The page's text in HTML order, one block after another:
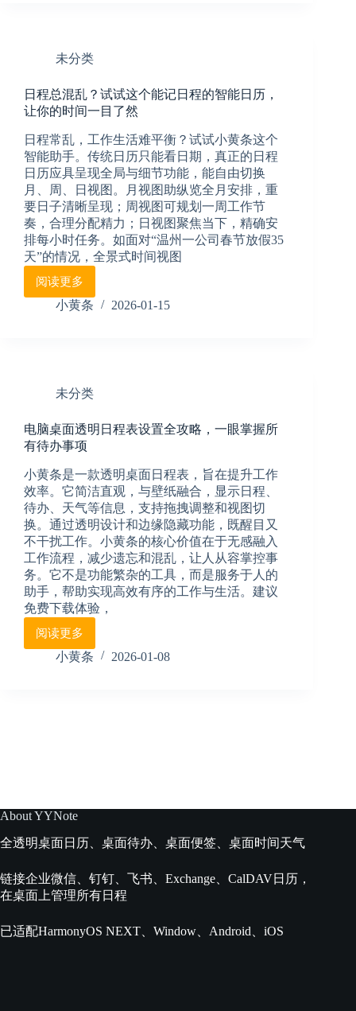
清
单
眼
看
今
日
要
事
未分类
日程总混乱？试试这个能记日程的智能日历，
让你的时间一目了然
日程常乱，工作生活难平衡？试试小黄条这个
智能助手。传统日历只能看日期，真正的日程
日历应具呈现全局与细节功能，能自由切换
月、周、日视图。月视图助纵览全月安排，重
要日子清晰呈现；周视图可规划一周工作节
奏，合理分配精力；日视图聚焦当下，精确安
排每小时任务。如面对“温州一公司春节放假35
天”的情况，全景式时间视图
阅读更多
日
程
这
能
记
程
的
智
能
日
历，
让
你
的
时
间
一
小黄条 2026-01-15
未分类
电脑桌面透明日程表设置全攻略，一眼掌握所
有待办事项
小黄条是一款透明桌面日程表，旨在提升工作
效率。它简洁直观，与壁纸融合，显示日程、
待办、天气等信息，支持拖拽调整和视图切
换。通过透明设计和边缘隐藏功能，既醒目又
不干扰工作。小黄条的核心价值在于无感融入
工作流程，减少遗忘和混乱，让人从容掌控事
务。它不是功能繁杂的工具，而是服务于人的
助手，帮助实现高效有序的工作与生活。建议
免费下载体验，
阅读更多
电
脑
全
略，
眼
掌
所
小黄条 2026-01-08
About YYNote
全透明桌面日历、桌面待办、桌面便签、桌面时间天气
链接企业微信、钉钉、飞书、Exchange、CalDAV日历，
在桌面上管理所有日程
已适配HarmonyOS NEXT、Window、Android、iOS